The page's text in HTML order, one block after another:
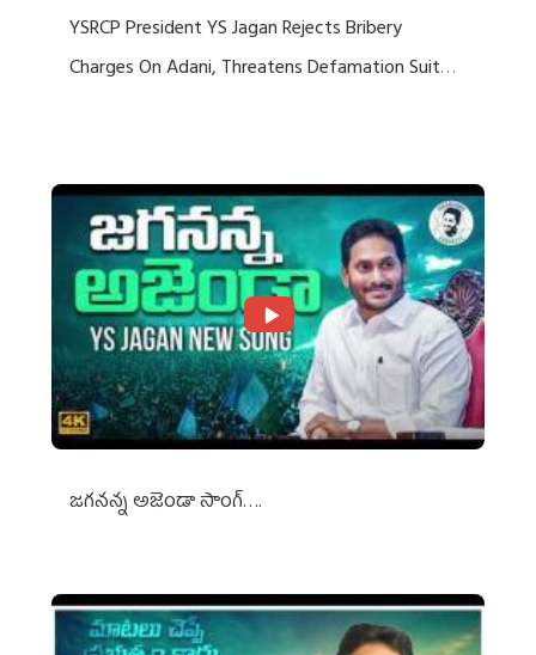
YSRCP President YS Jagan Rejects Bribery
Charges On Adani, Threatens Defamation Suit
జగనన్న అజెండా సాంగ్….